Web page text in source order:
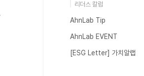
리더스 칼럼
AhnLab Tip
AhnLab EVENT
[ESG Letter] 가치알랩